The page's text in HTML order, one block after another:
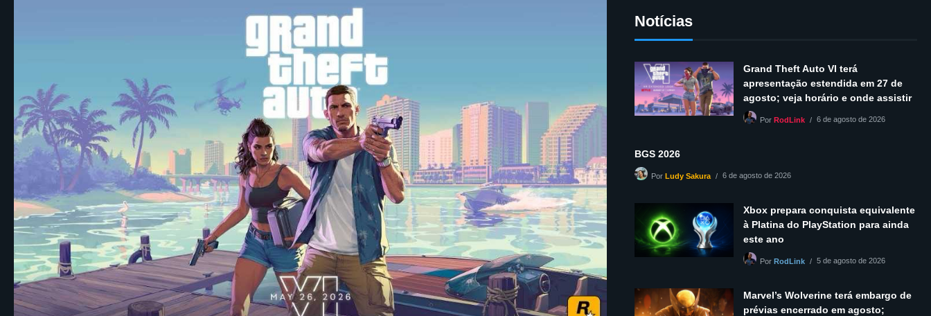
Notícias
Grand Theft Auto VI terá
apresentação estendida em 27 de
agosto; veja horário e onde assistir
PorRodLink 6 de agosto de 2026
BGS 2026
PorLudy Sakura 6 de agosto de 2026
Xbox prepara conquista equivalente
à Platina do PlayStation para ainda
este ano
PorRodLink 5 de agosto de 2026
Marvel’s Wolverine terá embargo de
prévias encerrado em agosto;